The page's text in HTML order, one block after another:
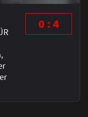
0 : 4